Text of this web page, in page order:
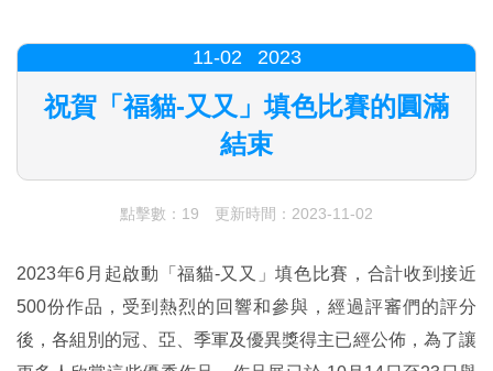
11-02 2023
祝賀「福貓-又又」填色比賽的圓滿
結束
點擊數：19 更新時間：2023-11-02
2023年6月起啟動「福貓-又又」填色比賽，合計收到接近
500份作品，受到熱烈的回響和參與，經過評審們的評分
後，各組別的冠、亞、季軍及優異獎得主已經公佈，為了讓